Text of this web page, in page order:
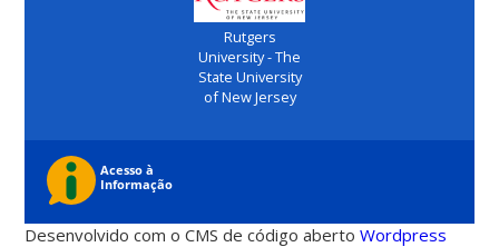
Rutgers
University - The
State University
of New Jersey
Desenvolvido com o CMS de código abertoWordpress